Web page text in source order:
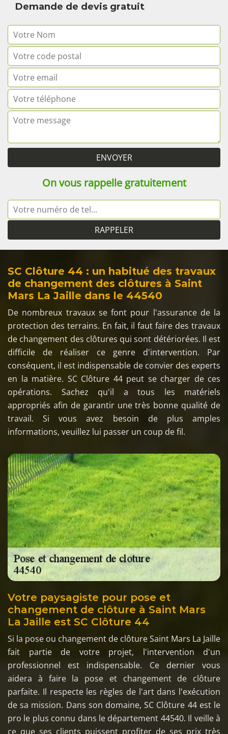
Demande de devis gratuit
On vous rappelle gratuitement
SC Clôture 44 : un habitué des travaux
de changement des clôtures à Saint
Mars La Jaille dans le 44540
De nombreux travaux se font pour l'assurance de la
protection des terrains. En fait, il faut faire des travaux
de changement des clôtures qui sont détériorées. Il est
difficile de réaliser ce genre d'intervention. Par
conséquent, il est indispensable de convier des experts
en la matière. SC Clôture 44 peut se charger de ces
opérations. Sachez qu'il a tous les matériels
appropriés afin de garantir une très bonne qualité de
travail. Si vous avez besoin de plus amples
informations, veuillez lui passer un coup de fil.
Votre paysagiste pour pose et
changement de clôture à Saint Mars
La Jaille est SC Clôture 44
Si la pose ou changement de clôture Saint Mars La Jaille
fait partie de votre projet, l'intervention d'un
professionnel est indispensable. Ce dernier vous
aidera à faire la pose et changement de clôture
parfaite. Il respecte les règles de l'art dans l'exécution
de sa mission. Dans son domaine, SC Clôture 44 est le
pro le plus connu dans le département 44540. Il veille à
ce que ses clients puissent profiter de ses prix très